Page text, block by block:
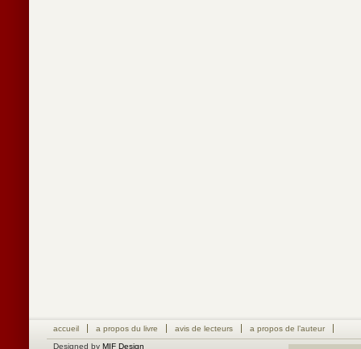
accueil a propos du livre avis de lecteurs
a propos de l’auteur
Designed by MIF Design